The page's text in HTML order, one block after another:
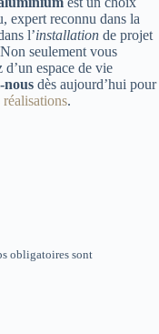
expert reconnu dans la
l’installation de projet
seulement vous
espace de vie
nous dès aujourd’hui pour
réalisations.
obligatoires sont